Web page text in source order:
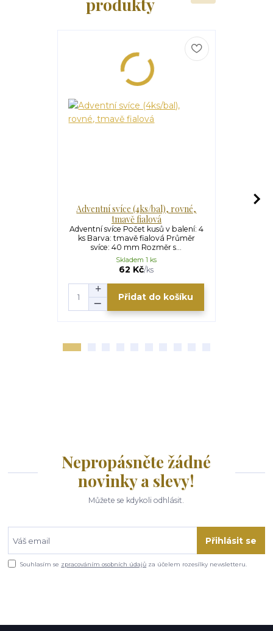
produkty
Adventní svíce (4ks/bal), rovné,
tmavě fialová
Adventní svíce Počet kusů v balení: 4
ks Barva: tmavě fialová Průměr
svíce: 40 mm Rozměr s...
62 Kč/ks
Skladem 1 ks
Přidat do košíku
Nepropásněte žádné
novinky a slevy!
Můžete se kdykoli odhlásit.
Přihlásit se
Souhlasím se zpracováním osobních údajů za účelem rozesílky newsletteru.